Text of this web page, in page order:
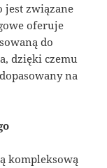
jest związane
oferuje
do
dzięki czemu
na
kompleksową